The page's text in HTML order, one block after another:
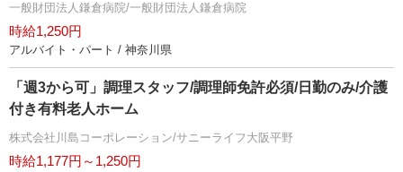
一般財団法人鎌倉病院/一般財団法人鎌倉病院
時給1,250円
アルバイト・パート / 神奈川県
「週3から可」調理スタッフ/調理師免許必須/日勤のみ/介護
付き有料老人ホーム
株式会社川島コーポレーション/サニーライフ大阪平野
時給1,177円～1,250円